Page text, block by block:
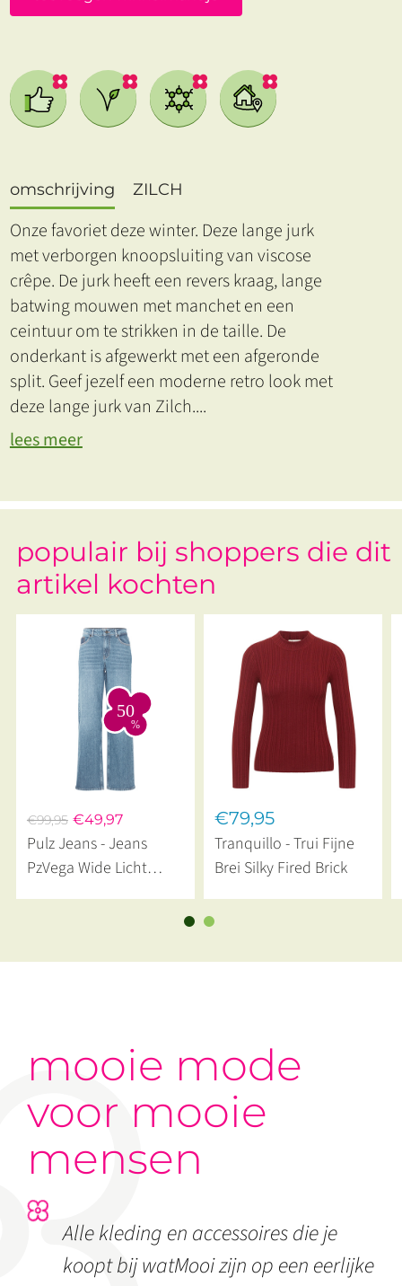
omschrijving ZILCH
Onze favoriet deze winter. Deze lange jurk
met verborgen knoopsluiting van viscose
crêpe. De jurk heeft een revers kraag, lange
batwing mouwen met manchet en een
ceintuur om te strikken in de taille. De
onderkant is afgewerkt met een afgeronde
split. Geef jezelf een moderne retro look met
deze lange jurk van Zilch....
lees meer
populair bij shoppers die dit
artikel kochten
€99,95 €49,97
Pulz Jeans - Jeans
PzVega Wide Licht
€79,95
Tranquillo - Trui Fijne
Brei Silky Fired Brick
mooie mode
voor mooie
mensen
Alle kleding en accessoires die je
koopt bij watMooi zijn op een eerlijke